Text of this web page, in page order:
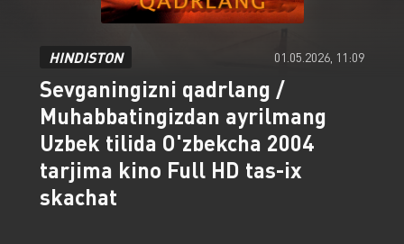
HINDISTON 01.05.2026, 11:09
Sevganingizni qadrlang /
Muhabbatingizdan ayrilmang
Uzbek tilida O'zbekcha 2004
tarjima kino Full HD tas-ix
skachat